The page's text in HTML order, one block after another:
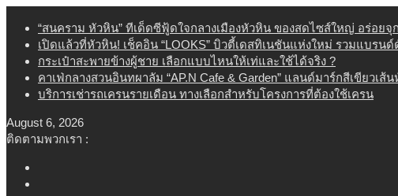
content
“สนคราม หัวหิน” ทีเด็ดซีฟู้ดใจกลางเมืองหัวหิน ของสดไซส์ใหญ่ อร่อยจุ
เปิดแล้วที่หัวหิน! เช็คอิน “LOOKS” บิวตี้เดสทิเนชันแห่งใหม่ รวมแบรน
กระเป๋าสะพายข้างผู้ชาย เลือกแบบไหนให้เท่และใช้ได้จริง ?
คาเฟ่กลางสวนอินทผาลัม “AP.N Cafe & Garden” แลนด์มาร์กสีเขียว
บริการเช่ารถเครนรายเดือน ทางเลือกสำหรับโครงการที่ต้องใช้เครน
August 6, 2026
ติดตามพวกเรา :